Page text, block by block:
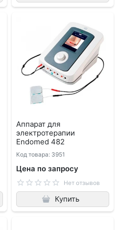
Аппарат для
электротерапии
Endomed 482
Код товара: 3951
Цена по запросу
Нет отзывов
Купить